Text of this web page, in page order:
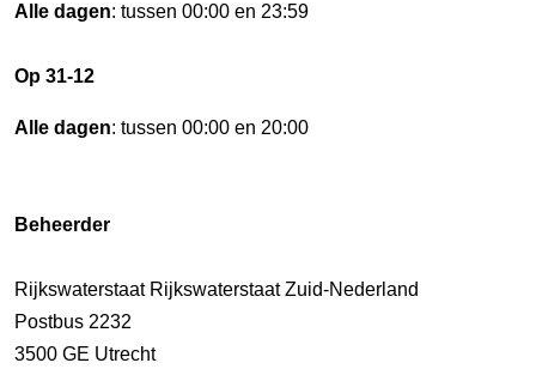
Alle dagen: tussen 00:00 en 23:59
Op 31-12
Alle dagen: tussen 00:00 en 20:00
Beheerder
Rijkswaterstaat Rijkswaterstaat Zuid-Nederland
Postbus 2232
3500 GE Utrecht